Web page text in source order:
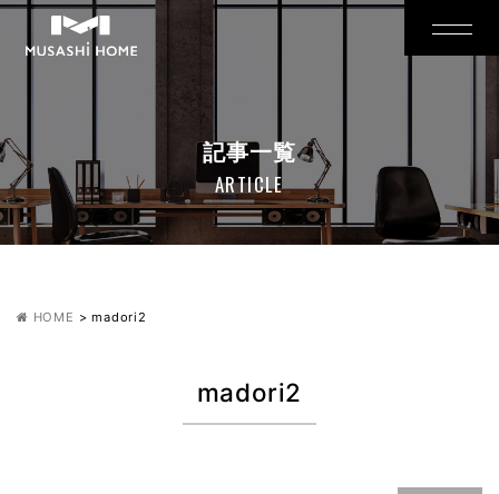
記事一覧
ARTICLE
HOME >madori2
madori2